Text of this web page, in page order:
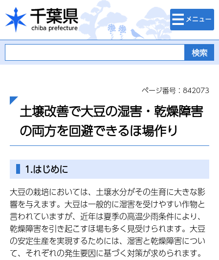
千葉県
検索・メニュ
ー
ページ番号：842073
土壌改善で大豆の湿害・乾燥障害
の両方を回避できるほ場作り
1.はじめに
大豆の栽培においては、土壌水分がその生育に大きな影
響を与えます。大豆は一般的に湿害を受けやすい作物と
言われていますが、近年は夏季の高温少雨条件により、
乾燥障害を引き起こすほ場も多く見受けられます。大豆
の安定生産を実現するためには、湿害と乾燥障害につい
て、それぞれの発生要因に基づく対策が求められます。